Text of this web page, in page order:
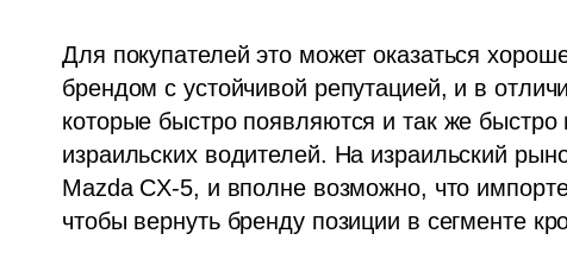
Для покупателей это может оказаться
брендом с устойчивой репутацией, и в
которые быстро появляются и так же
израильских водителей. На израильский
Mazda CX-5, и вполне возможно, что
чтобы вернуть бренду позиции в сегменте